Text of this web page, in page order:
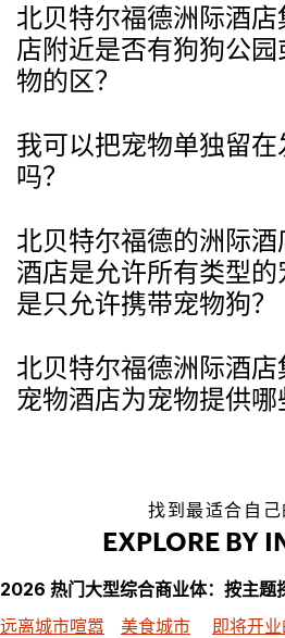
北贝特尔福德洲际酒
店附近是否有狗狗公
物的区？
我可以把宠物单独留在
吗？
北贝特尔福德的洲际
酒店是允许所有类型
是只允许携带宠物狗？
北贝特尔福德洲际酒
宠物酒店为宠物提供哪
找到最适合自
EXPLORE BY
2026 热门大型综合商业体：按主题
远离城市喧嚣
美食城市 即将开